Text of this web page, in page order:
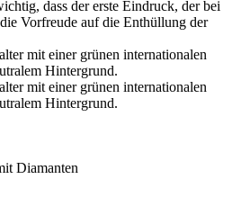
dass der erste Eindruck, der bei
Vorfreude auf die Enthüllung der
Diamanten